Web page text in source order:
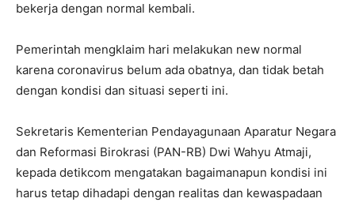
bekerja dengan normal kembali.
Pemerintah mengklaim hari melakukan new normal
karena coronavirus belum ada obatnya, dan tidak betah
dengan kondisi dan situasi seperti ini.
Sekretaris Kementerian Pendayagunaan Aparatur Negara
dan Reformasi Birokrasi (PAN-RB) Dwi Wahyu Atmaji,
kepada detikcom mengatakan bagaimanapun kondisi ini
harus tetap dihadapi dengan realitas dan kewaspadaan